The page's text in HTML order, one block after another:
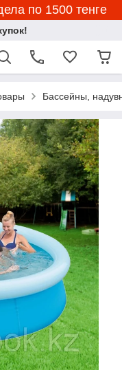
по 1500 тенге
Бассейны,